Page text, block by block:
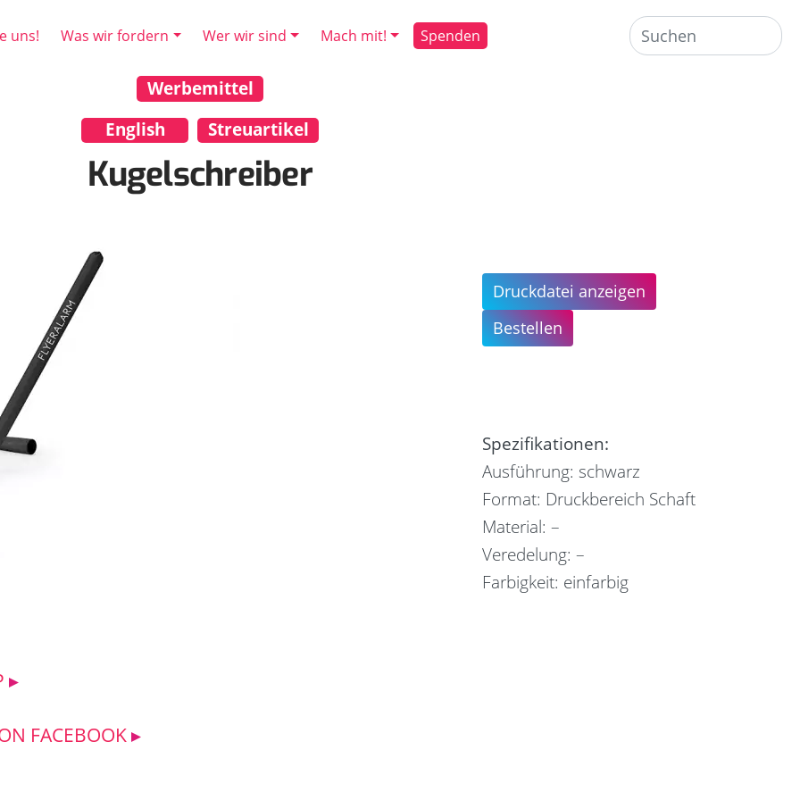
uns! Was wir fordern Wer wir sind Mach mit! Spenden
Werbemittel
English
Streuartikel
Kugelschreiber
Druckdatei anzeigen
Bestellen
Spezifikationen:
Ausführung: schwarz
Format: Druckbereich Schaft
Material: –
Veredelung: –
Farbigkeit: einfarbig
FACEBOOK